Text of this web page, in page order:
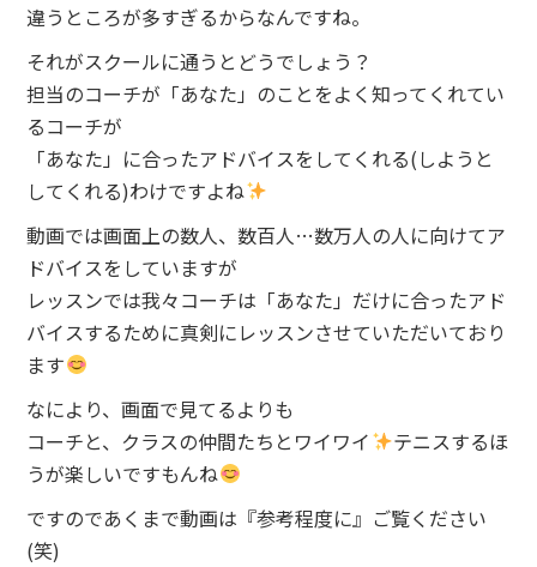
違うところが多すぎるからなんですね。
それがスクールに通うとどうでしょう？
担当のコーチが「あなた」のことをよく知ってくれてい
るコーチが
「あなた」に合ったアドバイスをしてくれる(しようと
してくれる)わけですよね
動画では画面上の数人、数百人…数万人の人に向けてア
ドバイスをしていますが
レッスンでは我々コーチは「あなた」だけに合ったアド
バイスするために真剣にレッスンさせていただいており
ます
なにより、画面で見てるよりも
コーチと、クラスの仲間たちとワイワイ
テニスするほ
うが楽しいですもんね
ですのであくまで動画は『参考程度に』ご覧ください
(笑)